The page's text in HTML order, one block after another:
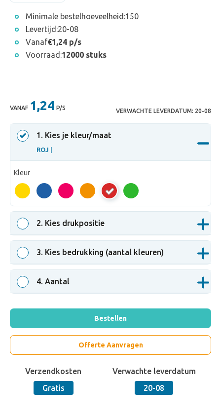
Minimale bestelhoeveelheid:150
Levertijd:20-08
Vanaf€1,24 p/s
Voorraad:12000 stuks
VANAF 1,24 P/S VERWACHTE LEVERDATUM: 20-08
1 . Kies je kleur/maat
ROJ |
Kleur
ROJ
2. Kies drukpositie
3. Kies bedrukking (aantal kleuren)
4. Aantal
Bestellen
Offerte Aanvragen
Verzendkosten
Gratis
Verwachte leverdatum
20-08